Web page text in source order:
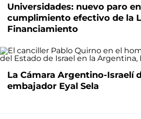
Universidades: nuevo paro
cumplimiento efectivo de la
Financiamiento
La Cámara Argentino-Israelí
embajador Eyal Sela